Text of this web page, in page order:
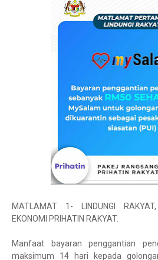
MATLAMAT 1- LINDUNGI
EKONOMI PRIHATIN RAKYAT.
Manfaat bayaran penggantian
maksimum 14 hari kepada